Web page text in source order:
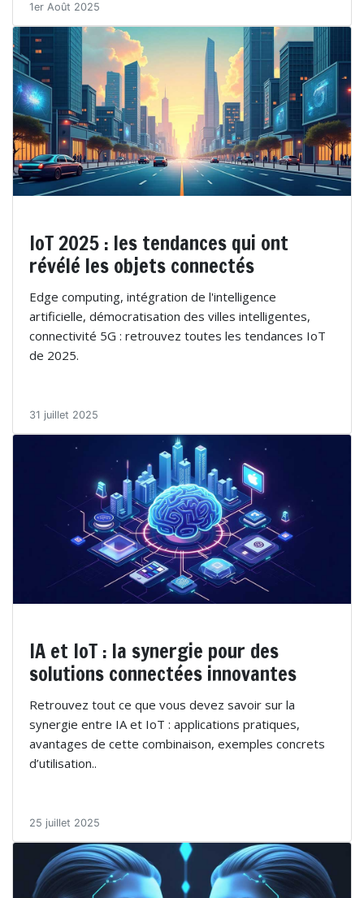
1er Août 2025
IoT 2025 : les tendances qui ont
révélé les objets connectés
Edge computing, intégration de l'intelligence
artificielle, démocratisation des villes intelligentes,
connectivité 5G : retrouvez toutes les tendances IoT
de 2025.
31 juillet 2025
IA et IoT : la synergie pour des
solutions connectées innovantes
Retrouvez tout ce que vous devez savoir sur la
synergie entre IA et IoT : applications pratiques,
avantages de cette combinaison, exemples concrets
d’utilisation..
25 juillet 2025